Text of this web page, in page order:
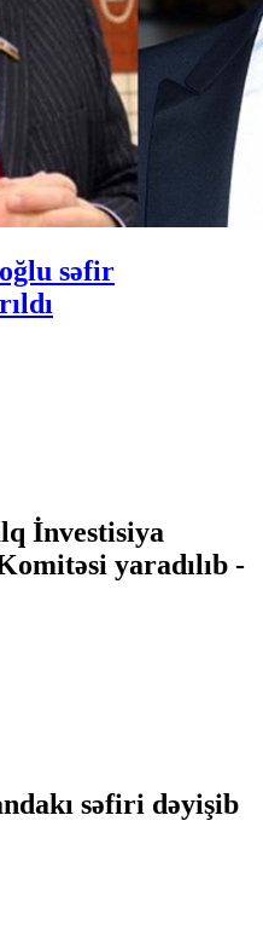
səfir
İnvestisiya
yaradılıb -
səfiri dəyişib